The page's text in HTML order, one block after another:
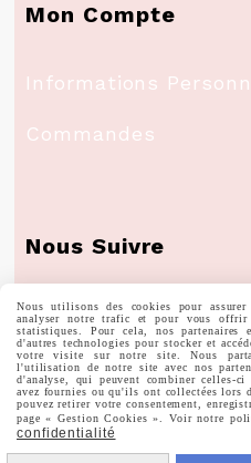
Mon Compte
Informations
Commandes
Nous Suivre
Facebook
Instagram
Pinterest
Nous utilisons des cookies pour
analyser notre trafic et pour vous offrir
statistiques. Pour cela, nos
d'autres technologies pour stocker et
votre visite sur notre site. Nous
l'utilisation de notre site avec nos
d'analyse, qui peuvent combiner celles-
avez fournies ou qu'ils ont collectées lors
pouvez retirer votre consentement,
page « Gestion Cookies ». Voir notre
confidentialité